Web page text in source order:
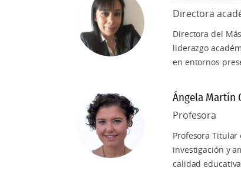
Máster Universitario en
Bachillerato
Máster Universitario en
Máster Universitario en
Bachillerato
Máster Universitario en
Primaria
Directora
Directora del
liderazgo
en entornos
Ángela Martín
Profesora
Profesora Titular
investigación y
calidad